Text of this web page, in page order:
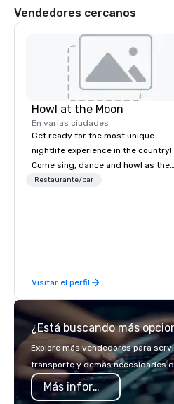
Vendedores cercanos
Howl at the Moon
En varias ciudades
Get ready for the most unique
nightlife experience in the country!
Come sing, dance and howl as the
most versatile and talented
party, bachelor party, Happy Hour or
corporate event) or want a fun
out, Howl at the Moon is the perfect
spot for you. Check out your
Howl at the Moon location for
upcoming events and specials.
Restaurante/bar
Visitar el perfil
¿Está buscando más
Explore más vendedores para
transporte y demás necesidades
Más información